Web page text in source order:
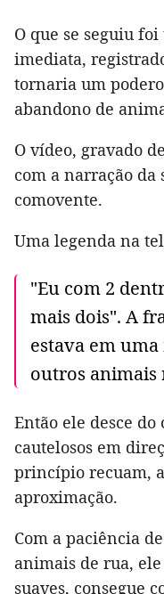
O que se seguiu
imediata,
tornaria um
abandono de
O vídeo, gravado
com a narração da
comovente.
Uma legenda na
"Eu com 2
mais dois". A
estava em
outros animais
Então ele desce
cautelosos em
princípio recuam,
aproximação.
Com a paciência
animais de rua, ele
suaves, consegue